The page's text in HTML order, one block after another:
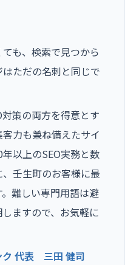
ても、検索で見つから
ただの名刺と同じで
策の両方を得意とす
力も兼ね備えたサイ
以上のSEO実務と数
壬生町のお客様に最
難しい専門用語は避
ますので、お気軽に
ク 代表 三田 健司